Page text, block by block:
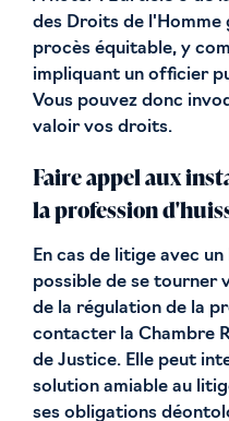
des Droits de
procès équitable, y
impliquant un officier
Vous pouvez donc
valoir vos droits.
Faire appel aux
la profession
En cas de litige avec
possible de se tourner
de la régulation de la
contacter la Chambre
de Justice. Elle peut
solution amiable au
ses obligations